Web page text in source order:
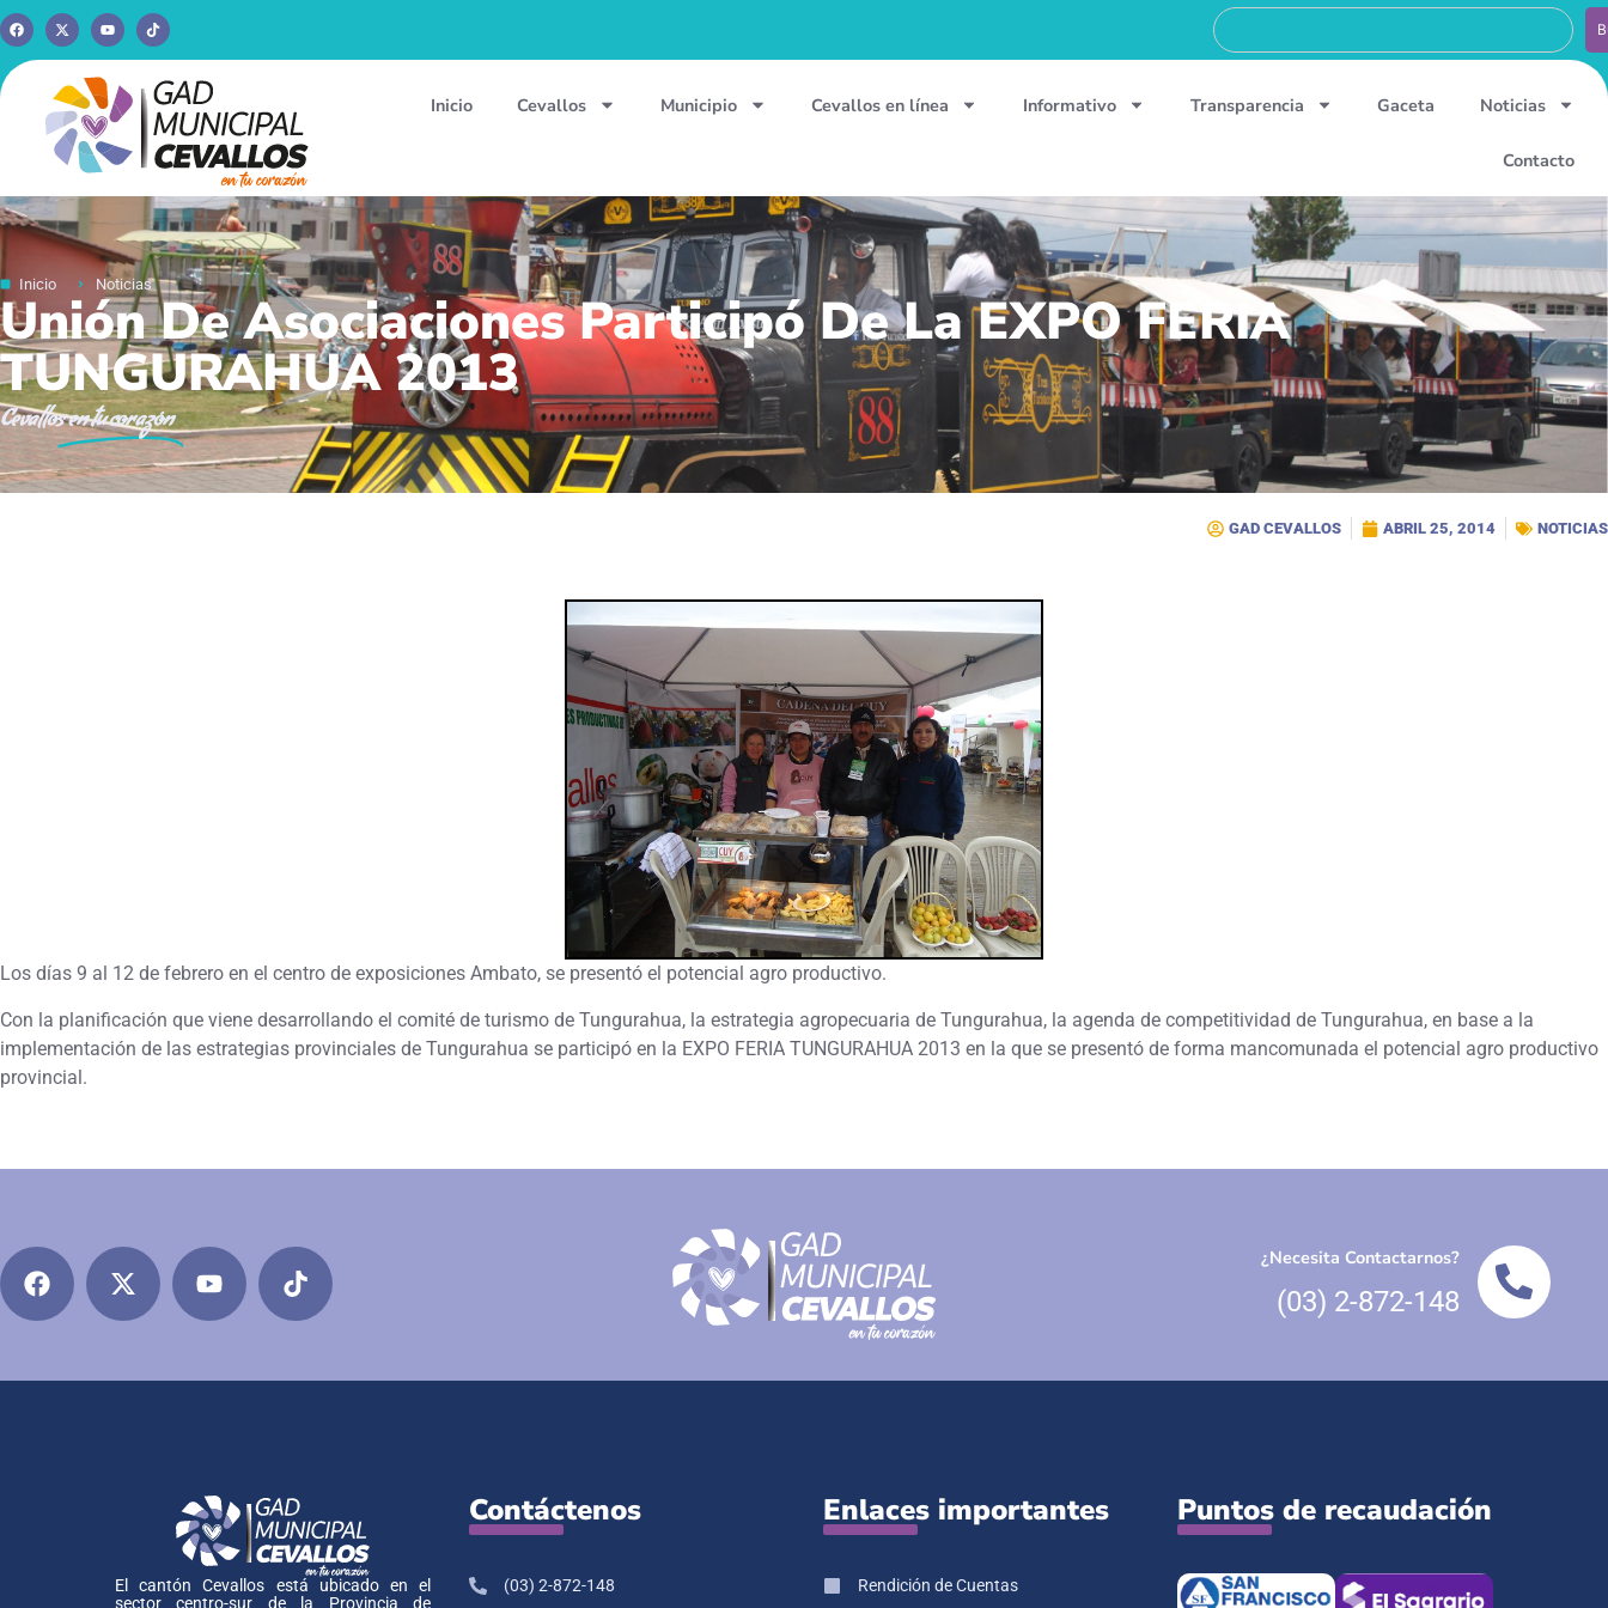
Inicio Cevallos Municipio Cevallos en línea Informativo Transparencia Gaceta Noticias
Contacto
Inicio Noticias
Unión De Asociaciones Participó De La EXPO FERIA
TUNGURAHUA 2013
Cevallosen tu corazón
GAD CEVALLOS ABRIL 25, 2014 NOTICIAS
Los días 9 al 12 de febrero en el centro de exposiciones Ambato, se presentó el potencial agro productivo.
Con la planificación que viene desarrollando el comité de turismo de Tungurahua, la estrategia agropecuaria de Tungurahua, la agenda de competitividad de Tungurahua, en base a la
implementación de las estrategias provinciales de Tungurahua se participó en la EXPO FERIA TUNGURAHUA 2013 en la que se presentó de forma mancomunada el potencial agro productivo
provincial.
¿Necesita Contactarnos?
(03) 2-872-148
El cantón Cevallos está ubicado en el
sector centro-sur de la Provincia de
Contáctenos
(03) 2-872-148
Enlaces importantes
Rendición de Cuentas
Puntos de recaudación